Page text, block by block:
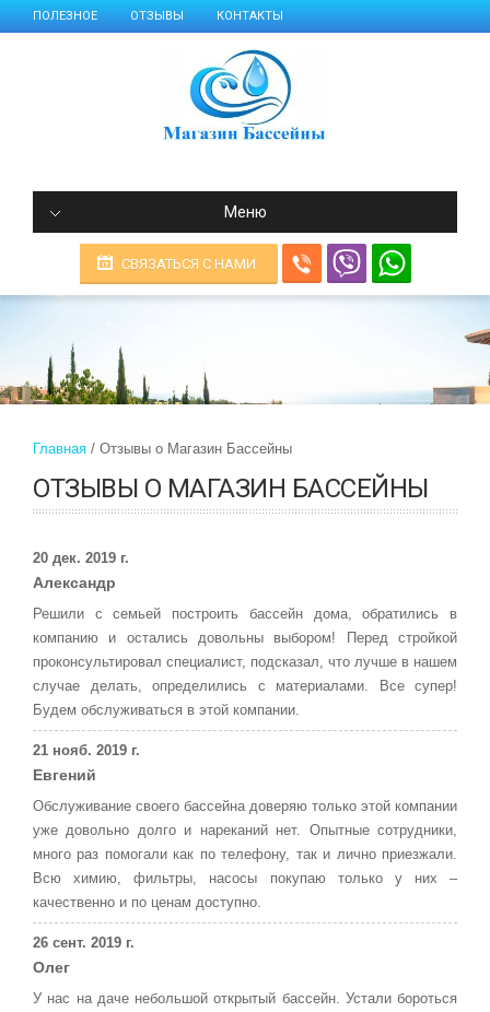
ПОЛЕЗНОЕ ОТЗЫВЫ КОНТАКТЫ
Меню
СВЯЗАТЬСЯ С НАМИ
Главная Отзывы о Магазин Бассейны
ОТЗЫВЫ О МАГАЗИН БАССЕЙНЫ
20 дек. 2019 г.
Александр
Решили с семьей построить бассейн дома, обратились в
компанию и остались довольны выбором! Перед стройкой
проконсультировал специалист, подсказал, что лучше в нашем
случае делать, определились с материалами. Все супер!
Будем обслуживаться в этой компании.
21 нояб. 2019 г.
Евгений
Обслуживание своего бассейна доверяю только этой компании
уже довольно долго и нареканий нет. Опытные сотрудники,
много раз помогали как по телефону, так и лично приезжали.
Всю химию, фильтры, насосы покупаю только у них –
качественно и по ценам доступно.
26 сент. 2019 г.
Олег
У нас на даче небольшой открытый бассейн. Устали бороться